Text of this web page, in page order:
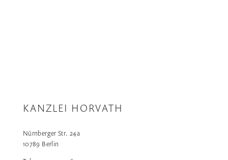
KANZLEI HORVATH
Nürnberger Str. 24a
10789 Berlin